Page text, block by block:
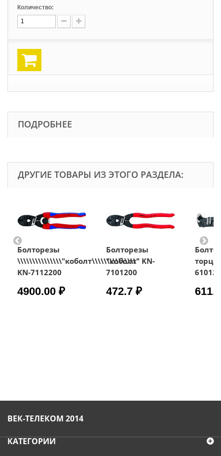
Количество:
ПОДРОБНЕЕ
ДРУГИЕ ТОВАРЫ ИЗ ЭТОГО РАЗДЕЛА:
Болторезы
\\\\\\\\\\\\\\\"коболт\\\\\\\\\\\\\\\"
KN-7112200
4900.00 ₽
Болторезы
"коболт" KN-
7101200
472.7 ₽
ВЕК-ТЕЛЕКОМ 2014
КАТЕГОРИИ